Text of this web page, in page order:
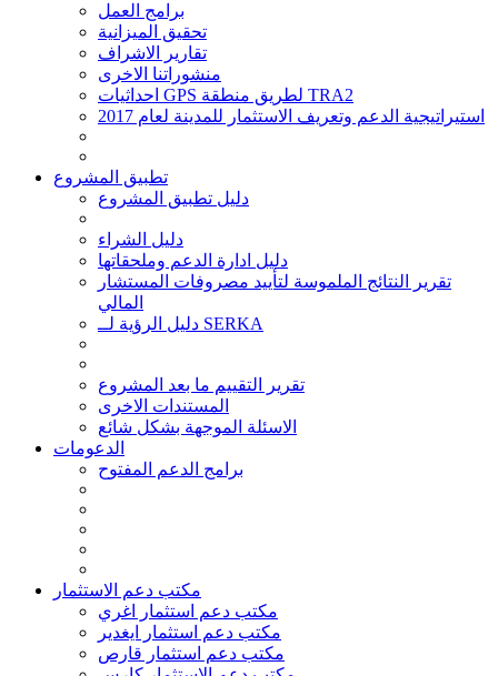
برامج العمل
تحقيق الميزانية
تقارير الاشراف
منشوراتنا الاخرى
احداثيات GPS لطريق منطقة TRA2
استيراتيجية الدعم وتعريف الاستثمار للمدينة لعام 2017
تطبيق المشروع
دليل تطبيق المشروع
دليل الشراء
دليل ادارة الدعم وملحقاتها
تقرير النتائج الملموسة لتأييد مصروفات المستشار
المالي
دليل الرؤية لــ SERKA
تقرير التقييم ما بعد المشروع
المستندات الاخرى
الاسئلة الموجهة بشكل شائع
الدعومات
برامج الدعم المفتوح
مكتب دعم الاستثمار
مكتب دعم استثمار اغري
مكتب دعم استثمار ايغدير
مكتب دعم استثمار قارص